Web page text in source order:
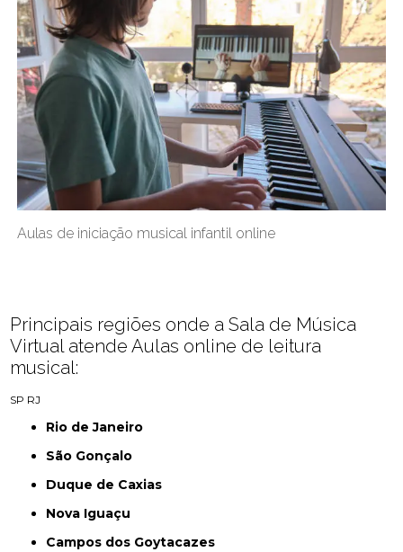
Aulas de iniciação musical infantil online
Principais regiões onde a Sala de Música
Virtual atende Aulas online de leitura
musical:
SP RJ
Rio de Janeiro
São Gonçalo
Duque de Caxias
Nova Iguaçu
Campos dos Goytacazes